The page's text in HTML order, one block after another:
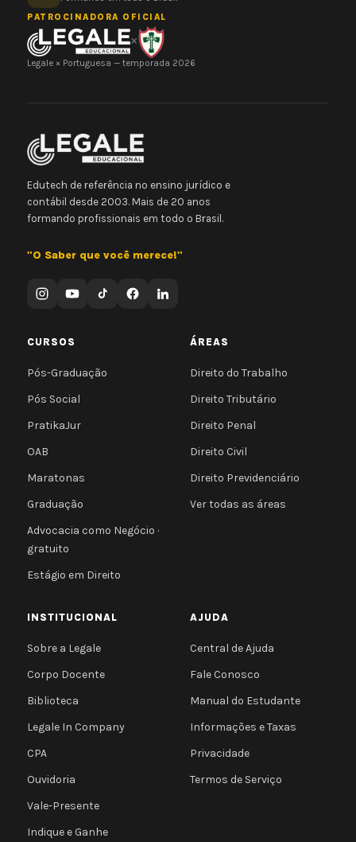
PATROCINADORA OFICIAL
×
Legale × Portuguesa — temporada 2026
Edutech de referência no ensino jurídico e
contábil desde 2003. Mais de 20 anos
formando profissionais em todo o Brasil.
"O Saber que você merece!"
CURSOS
Pós-Graduação
Pós Social
PratikaJur
OAB
Maratonas
Graduação
Advocacia como Negócio ·
gratuito
Estágio em Direito
ÁREAS
Direito do Trabalho
Direito Tributário
Direito Penal
Direito Civil
Direito Previdenciário
Ver todas as áreas
INSTITUCIONAL
Sobre a Legale
Corpo Docente
Biblioteca
Legale In Company
CPA
Ouvidoria
Vale-Presente
Indique e Ganhe
AJUDA
Central de Ajuda
Fale Conosco
Manual do Estudante
Informações e Taxas
Privacidade
Termos de Serviço